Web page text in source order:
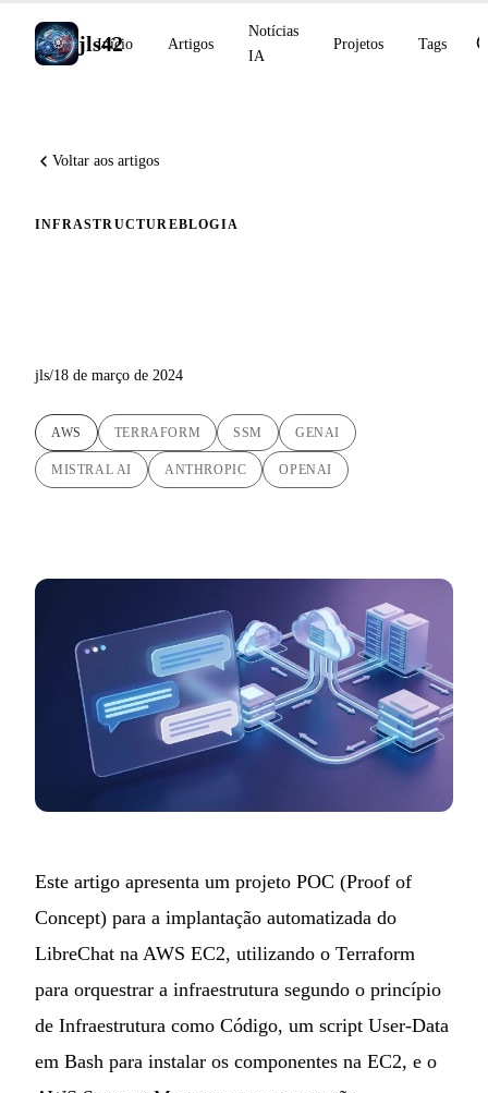
jls42
Início Artigos
Notícias
IA
Projetos Tags
Voltar aos artigos
INFRASTRUCTUREBLOGIA
jls/18 de março de 2024
AWS TERRAFORM SSM GENAI
MISTRAL AI ANTHROPIC OPENAI
Este artigo apresenta um projeto POC (Proof of
Concept) para a implantação automatizada do
LibreChat na AWS EC2, utilizando o Terraform
para orquestrar a infraestrutura segundo o princípio
de Infraestrutura como Código, um script User-Data
em Bash para instalar os componentes na EC2, e o